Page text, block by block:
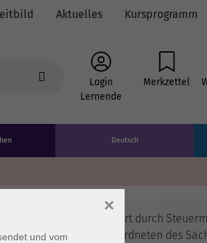
Aktuelles Kursprogramm
Login
Lernende
Merkzettel
Deutsch
wird mitfinanziert durch
des von den Abgeordneten des
und vom
×